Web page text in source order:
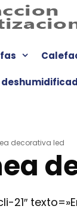
decorativa led
21″